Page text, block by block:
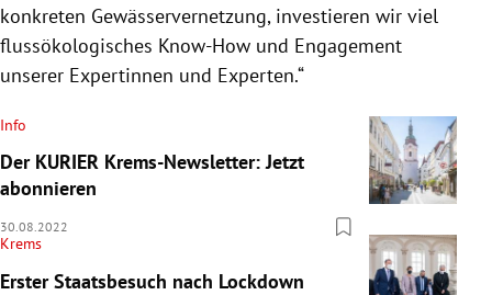
konkreten Gewässervernetzung, investieren wir viel
flussökologisches Know-How und Engagement
unserer Expertinnen und Experten.“
Info
Der KURIER Krems-Newsletter: Jetzt
abonnieren
30.08.2022
Krems
Erster Staatsbesuch nach Lockdown